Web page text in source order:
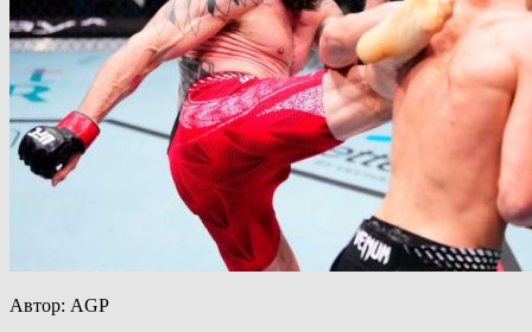
Автор: AGP